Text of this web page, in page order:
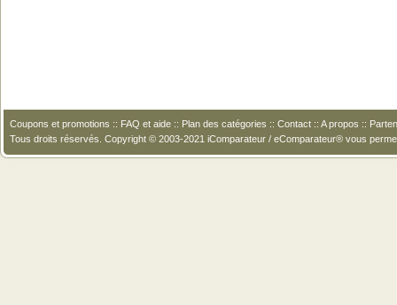
Coupons et promotions :: FAQ et aide :: Plan des catégories :: Contact :: A propos ::
Tous droits réservés. Copyright © 2003-2021 iComparateur / eComparateur® vous